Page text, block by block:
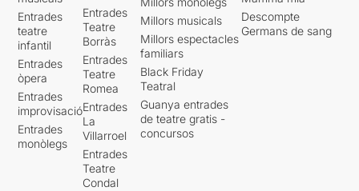
Entrades
teatre
infantil
Entrades
òpera
Entrades
improvisació
Entrades
monòlegs
Entrades
Teatre
Borràs
Entrades
Teatre
Romea
Entrades
La
Villarroel
Entrades
Teatre
Condal
Millors musicals
Millors espectacles
familiars
Black Friday
Teatral
Guanya entrades
de teatre gratis -
concursos
Descompte
Germans de sang